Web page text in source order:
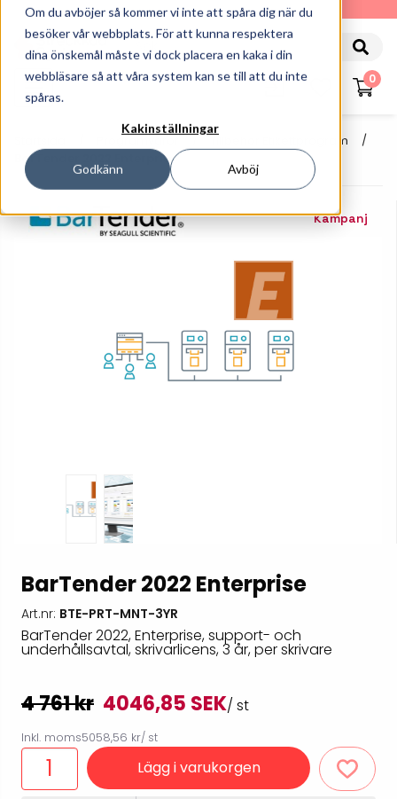
Om du avböjer så kommer vi inte att spåra dig när du
besöker vår webbplats. För att kunna respektera
dina önskemål måste vi dock placera en kaka i din
webbläsare så att våra system kan se till att du inte
spåras.
Kakinställningar
Godkänn Avböj
010-162 61 90
0
Programvaror
Tillbehör Etikettprogram
BarTender 2022 Enterprise
Kampanj
BarTender 2022 Enterprise
Art.nr: BTE-PRT-MNT-3YR
BarTender 2022, Enterprise, support- och
underhållsavtal, skrivarlicens, 3 år, per skrivare
4 761 kr 4046,85 SEK/ st
Inkl. moms5058,56 kr/ st
Lägg i varukorgen